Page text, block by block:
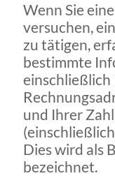
Wenn Sie
versuchen,
zu tätigen,
bestimmte
einschließlich
und Ihrer
Dies wird als
bezeichnet.